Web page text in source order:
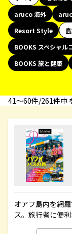
aruco 海外
Resort Style
BOOKS スペシャル
BOOKS 旅と健康
41〜60件/261件中
オアフ島内を網
ス。旅行者に便